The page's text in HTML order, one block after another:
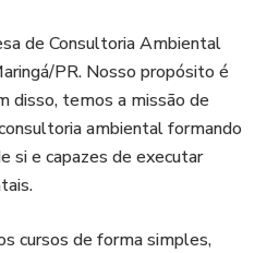
de Consultoria Ambiental
PR. Nosso propósito é
disso, temos a missão de
ambiental formando
si e capazes de executar
cursos de forma simples,